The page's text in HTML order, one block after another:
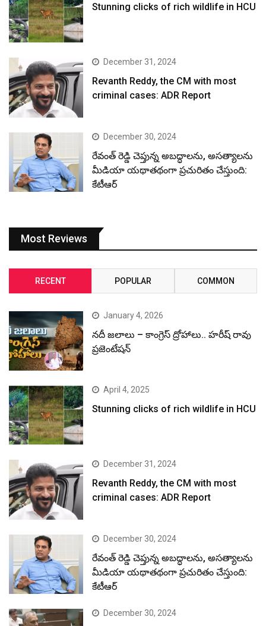
Stunning clicks of rich wildlife in HCU
December 31, 2024
Revanth Reddy, the CM with most
criminal cases: ADR Report
December 30, 2024
రేవంత్ రెడ్డి చెప్తున్న అబద్ధాలను, అసత్యాలను
మీడియా యథాతథంగా ప్రచురితం చేస్తుంది:
కేటీఆర్
Most Reviews
RECENT POPULAR COMMON
January 4, 2026
నదీ జలాలు – కాంగ్రెస్ ద్రోహాలు.. హరీష్ రావు
ప్రజెంటేషన్
April 4, 2025
Stunning clicks of rich wildlife in HCU
December 31, 2024
Revanth Reddy, the CM with most
criminal cases: ADR Report
December 30, 2024
రేవంత్ రెడ్డి చెప్తున్న అబద్ధాలను, అసత్యాలను
మీడియా యథాతథంగా ప్రచురితం చేస్తుంది:
కేటీఆర్
December 30, 2024